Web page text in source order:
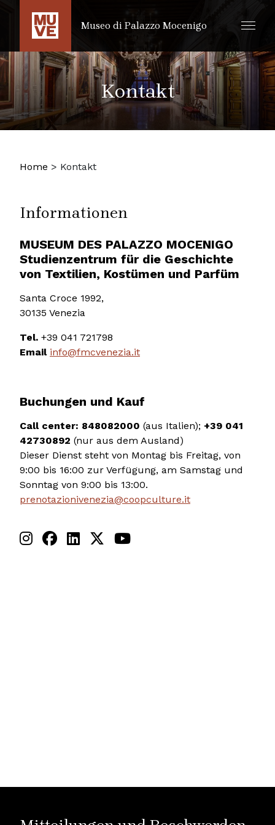
ZUM HAUPTINHALT SPRINGEN
Museo di Palazzo Mocenigo
Kontakt
Home > Kontakt
Informationen
MUSEUM DES PALAZZO MOCENIGO
Studienzentrum für die Geschichte
von Textilien, Kostümen und Parfüm
Santa Croce 1992,
30135 Venezia
Tel. +39 041 721798
Email info@fmcvenezia.it
Buchungen und Kauf
Call center: 848082000 (aus Italien); +39 041
42730892 (nur aus dem Ausland)
Dieser Dienst steht von Montag bis Freitag, von
9:00 bis 16:00 zur Verfügung, am Samstag und
Sonntag von 9:00 bis 13:00.
prenotazionivenezia@coopculture.it